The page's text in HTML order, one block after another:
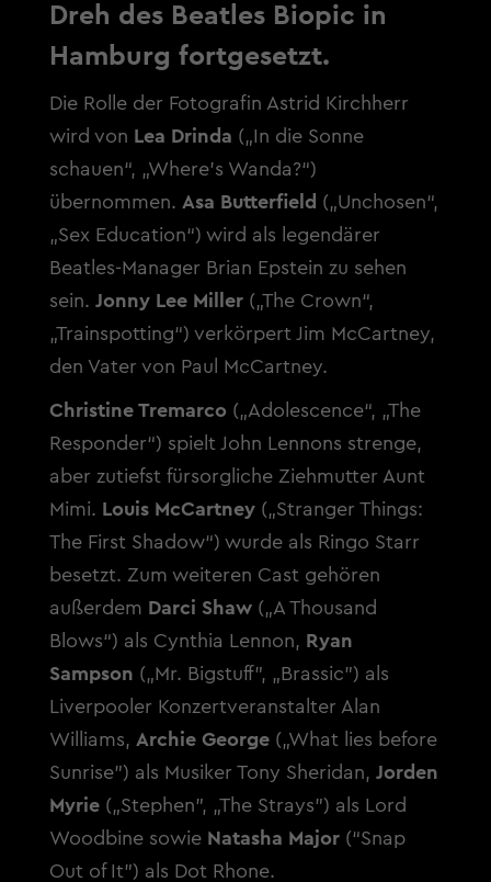
Dreh des Beatles Biopic in
Hamburg fortgesetzt.
Die Rolle der Fotografin Astrid Kirchherr
wird von Lea Drinda („In die Sonne
schauen“, „Where’s Wanda?“)
übernommen. Asa Butterfield („Unchosen“,
„Sex Education“) wird als legendärer
Beatles-Manager Brian Epstein zu sehen
sein. Jonny Lee Miller („The Crown“,
„Trainspotting“) verkörpert Jim McCartney,
den Vater von Paul McCartney.
Christine Tremarco(„Adolescence“, „The
Responder“) spielt John Lennons strenge,
aber zutiefst fürsorgliche Ziehmutter Aunt
Mimi. Louis McCartney(„Stranger Things:
The First Shadow“) wurde als Ringo Starr
besetzt. Zum weiteren Cast gehören
außerdem Darci Shaw („A Thousand
Blows“) als Cynthia Lennon, Ryan
Sampson („Mr. Bigstuff”, „Brassic”) als
Liverpooler Konzertveranstalter Alan
Williams, Archie George(„What lies before
Sunrise”) als Musiker Tony Sheridan, Jorden
Myrie(„Stephen”, „The Strays”) als Lord
Woodbine sowie Natasha Major(“Snap
Out of It”) als Dot Rhone.